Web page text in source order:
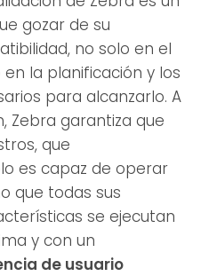
gozar de su
no solo en el
la planificación y los
para alcanzarlo. A
Zebra garantiza que
que
es capaz de operar
que todas sus
se ejecutan
y con un
de usuario